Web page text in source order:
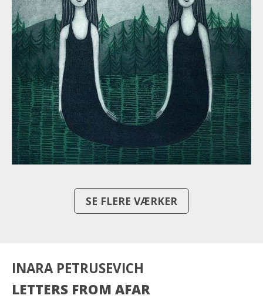
SE FLERE VÆRKER
INARA PETRUSEVICH
LETTERS FROM AFAR